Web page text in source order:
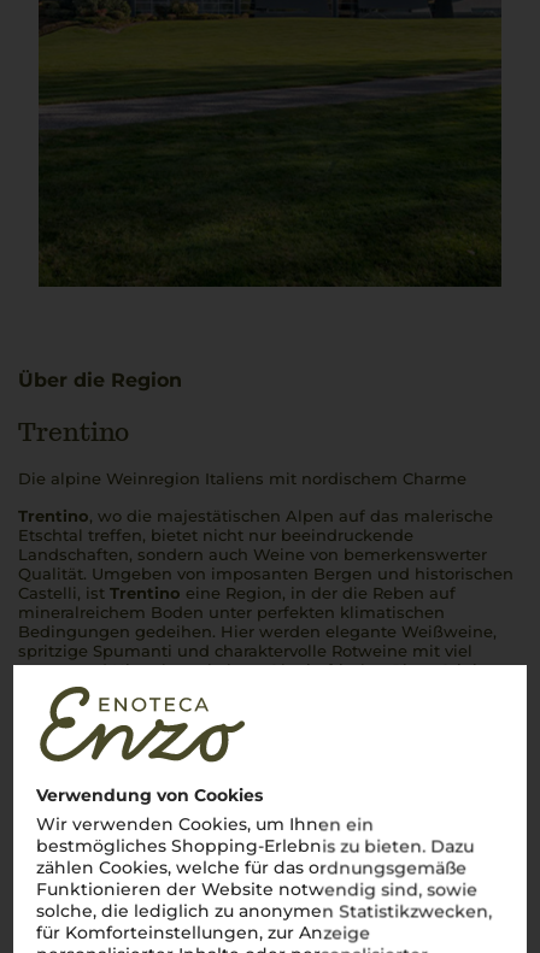
Verwendung von Cookies
Wir verwenden Cookies, um Ihnen ein
bestmögliches Shopping-Erlebnis zu bieten. Dazu
zählen Cookies, welche für das ordnungsgemäße
Funktionieren der Website notwendig sind, sowie
solche, die lediglich zu anonymen Statistikzwecken,
für Komforteinstellungen, zur Anzeige
Über die Region
Trentino
Die alpine Weinregion Italiens mit nordischem Charme
Trentino, wo die majestätischen Alpen auf das malerische
Etschtal treffen, bietet nicht nur beeindruckende
Landschaften, sondern auch Weine von bemerkenswerter
Qualität. Umgeben von imposanten Bergen und historischen
Castelli, ist Trentino eine Region, in der die Reben auf
mineralreichem Boden unter perfekten klimatischen
Bedingungen gedeihen. Hier werden elegante Weißweine,
spritzige Spumanti und charaktervolle Rotweine mit viel
amoreund Hingabe gekeltert. Ob ein frischerPinot Grigio
oder der kräftige Marzemino – in jedem Glas spürt man die
alpine Frische und die Leidenschaft der Winzer.
Mehr Weine aus Trentino